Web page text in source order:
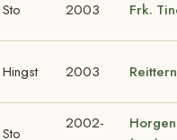
Sto 2003 Frk.
Hingst 2003
Sto
2002-